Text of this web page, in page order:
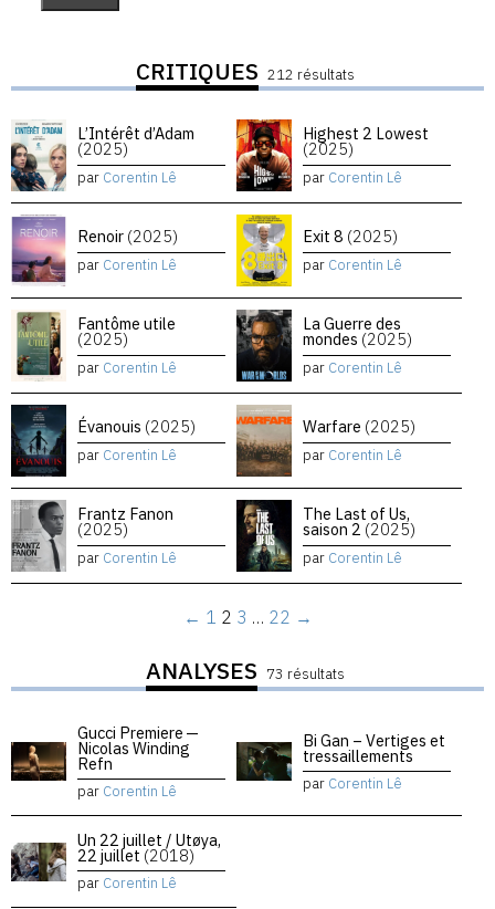
CRITIQUES 212 résultats
L’Intérêt d’Adam
(2025)
par Corentin Lê
Highest 2 Lowest
(2025)
par Corentin Lê
Renoir (2025)
par Corentin Lê
Exit 8 (2025)
par Corentin Lê
Fantôme utile
(2025)
par Corentin Lê
La Guerre des
mondes (2025)
par Corentin Lê
Évanouis (2025)
par Corentin Lê
Warfare (2025)
par Corentin Lê
Frantz Fanon
(2025)
par Corentin Lê
The Last of Us,
saison 2 (2025)
par Corentin Lê
← 1 2 3 … 22 →
ANALYSES 73 résultats
Gucci Premiere —
Nicolas Winding
Refn
par Corentin Lê
Bi Gan – Vertiges et
tressaillements
par Corentin Lê
Un 22 juillet / Utøya,
22 juillet (2018)
par Corentin Lê